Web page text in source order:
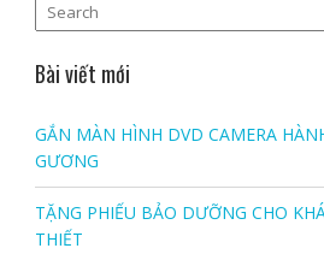
Bài viết mới
GẮN MÀN HÌNH DVD CAMERA
GƯƠNG
TẶNG PHIẾU BẢO DƯỠNG CHO
THIẾT